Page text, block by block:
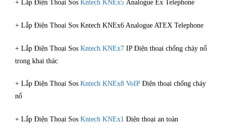
+ Lắp Điện Thoại Sos Kntech KNEx5 Analogue Ex Telephone
+ Lắp Điện Thoại Sos Kntech KNEx6 Analogue ATEX Telephone
+ Lắp Điện Thoại Sos Kntech KNEx7 IP Điện thoại chống cháy nổ
trong khai thác
+ Lắp Điện Thoại Sos Kntech KNEx8 VoIP Điện thoại chống cháy
nổ
+ Lắp Điện Thoại Sos Kntech KNEx1 Điện thoại an toàn